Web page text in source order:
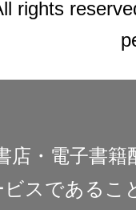
rights
店・電子書
スであるこ